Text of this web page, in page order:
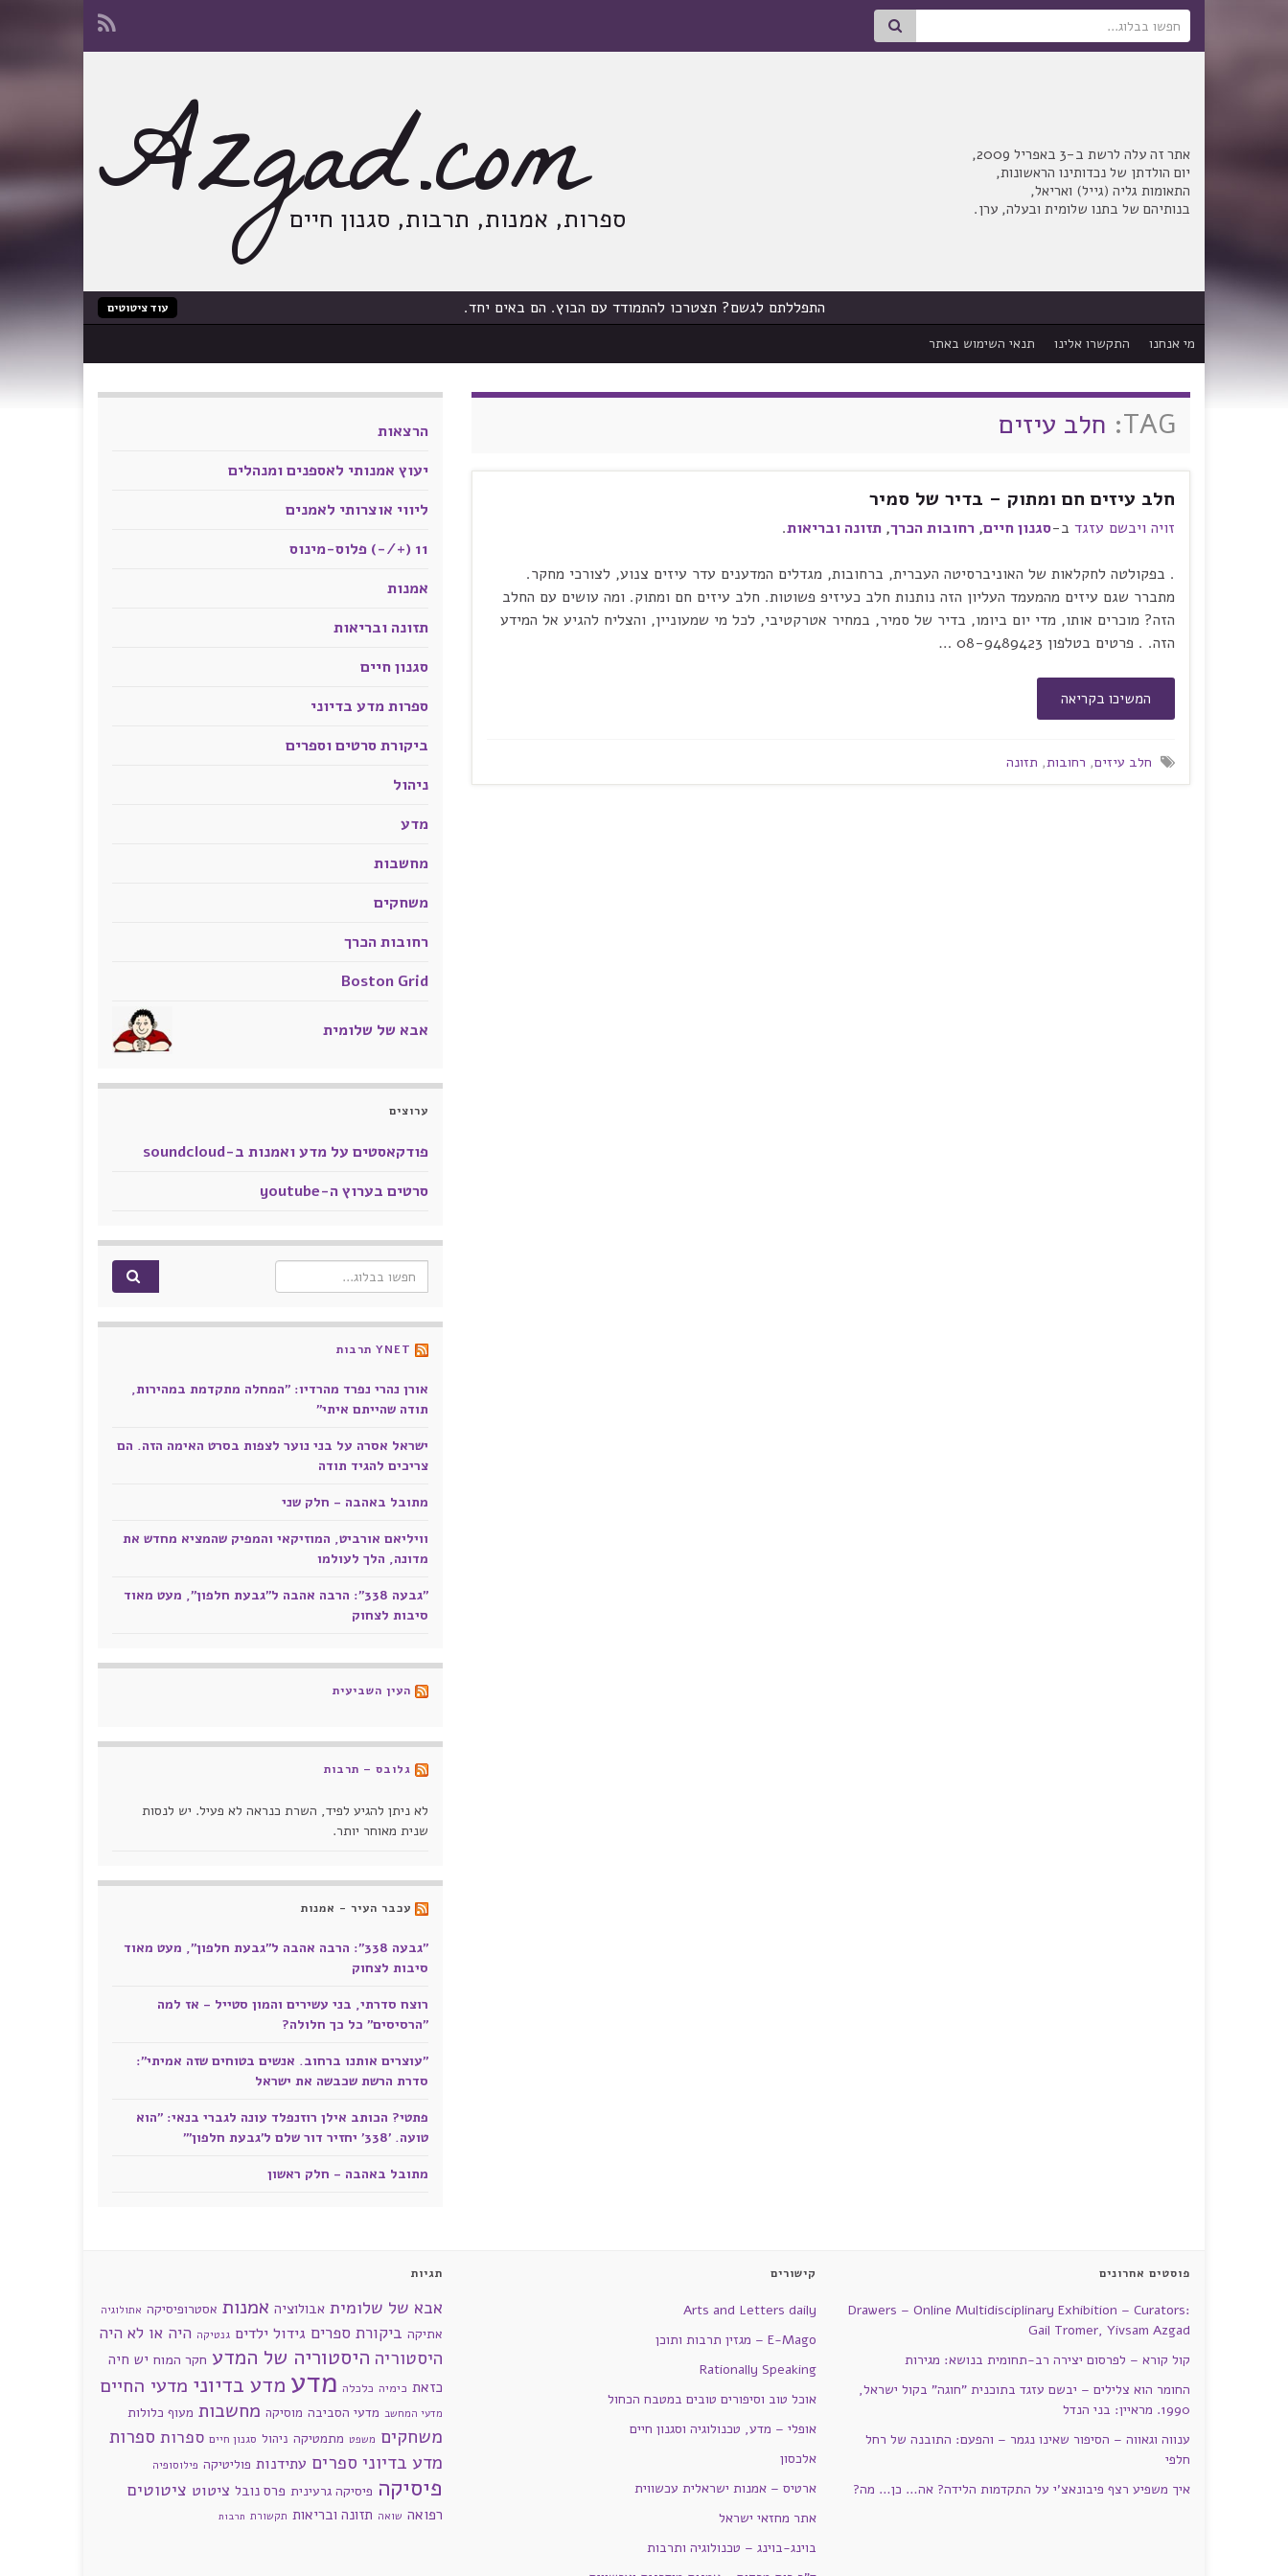
Search for:
אתר זה עלה לרשת ב-3 באפריל 2009,
יום הולדתן של נכדותינו הראשונות,
התאומות גליה (גייל) ואריאל,
בנותיהם של בתנו שלומית ובעלה, ערן.
Azgad.com
ספרות, אמנות, תרבות, סגנון חיים
התפללתם לגשם? תצטרכו להתמודד עם הבוץ. הם באים יחד. עוד ציטוטים
מי אנחנו התקשרו אלינו תנאי השימוש באתר
TAG: חלב עיזים
חלב עיזים חם ומתוק – בדיר של סמיר
זויה ויבשם עזגד ב-סגנון חיים, רחובות הכרך, תזונה ובריאות.
. בפקולטה לחקלאות של האוניברסיטה העברית, ברחובות, מגדלים המדענים עדר עיזים צנוע, לצורכי מחקר.
מתברר שגם עיזים מהמעמד העליון הזה נותנות חלב כעיזיפ פשוטות. חלב עיזים חם ומתוק. ומה עושים עם החלב
הזה? מוכרים אותו, מדי יום ביומו, בדיר של סמיר, במחיר אטרקטיבי, לכל מי שמעוניין, והצליח להגיע אל המידע
הזה. . פרטים בטלפון 08-9489423 …
המשיכו בקריאה
חלב עיזים, רחובות, תזונה
הרצאות
יעוץ אמנותי לאספנים ומנהלים
ליווי אוצרותי לאמנים
11 (+/-) פלוס-מינוס
אמנות
תזונה ובריאות
סגנון חיים
ספרות מדע בדיוני
ביקורת סרטים וספרים
ניהול
מדע
מחשבות
משחקים
רחובות הכרך
Boston Grid
אבא של שלומית
ערוצים
פודקאסטים על מדע ואמנות ב-soundcloud
סרטים בערוץ ה-youtube
Search for:
YNET תרבות
אורן נהרי נפרד מהרדיו: "המחלה מתקדמת במהירות,
תודה שהייתם איתי"
ישראל אסרה על בני נוער לצפות בסרט האימה הזה. הם
צריכים להגיד תודה
מתובל באהבה - חלק שני
וויליאם אורביט, המוזיקאי והמפיק שהמציא מחדש את
מדונה, הלך לעולמו
"גבעה 338": הרבה אהבה ל"גבעת חלפון", מעט מאוד
סיבות לצחוק
העין השביעית
גלובס – תרבות
לא ניתן להגיע לפיד, השרת כנראה לא פעיל. יש לנסות
שנית מאוחר יותר.
עכבר העיר - אמנות
"גבעה 338": הרבה אהבה ל"גבעת חלפון", מעט מאוד
סיבות לצחוק
רוצח סדרתי, בני עשירים והמון סטייל - אז למה
"הרסיסים" כל כך חלולה?
"עוצרים אותנו ברחוב. אנשים בטוחים שזה אמיתי":
סדרת הרשת שכבשה את ישראל
פתטי? הכותב אילן רוזנפלד עונה לגברי בנאי: "הוא
טועה. '338' יחזיר דור שלם ל'גבעת חלפון'"
מתובל באהבה - חלק ראשון
פוסטים אחרונים
Drawers – Online Multidisciplinary Exhibition – Curators:
Gail Tromer, Yivsam Azgad
קול קורא – לפרסום יצירה רב-תחומית בנושא: מגירות
החומר הוא צלילים – יבשם עזגד בתוכנית "חוגה" בקול ישראל,
1990. מראיין: בני הנדל
ענווה וגאווה – הסיפור שאינו נגמר – והפעם: התובנה של רחל
חלפי
איך משפיע רצף פיבונאצ'י על התקדמות הלידה? אה… כן… מה?
קישורים
Arts and Letters daily
E-Mago – מגזין תרבות ותוכן
Rationally Speaking
אוכל טוב וסיפורים טובים במטבח הכחול
אופלי – מדע, טכנולוגיה וסגנון חיים
אלכסון
ארטיס – אמנות ישראלית עכשווית
אתר מחזאי ישראל
בוינג-בוינג – טכנולוגיה ותרבות
תגיות
אבא של שלומית אבולוציה אמנות אסטרופיסיקה אתולוגיה
אתיקה ביקורת ספרים גידול ילדים גנטיקה היה או לא היה
היסטוריה היסטוריה של המדע חקר המוח יש חיה
כזאת כימיה כלכלה מדע מדע בדיוני מדעי החיים
מדעי המחשב מדעי הסביבה מוסיקה מחשבות מעוף כלולות
משחקים משפט מתמטיקה ניהול סגנון חיים ספרות ספרות
מדע בדיוני ספרים עתידנות פוליטיקה פילוסופיה
פיסיקה פיסיקה גרעינית פרס נובל ציטוט ציטוטים
רפואה שואה תזונה ובריאות תקשורת תרבות